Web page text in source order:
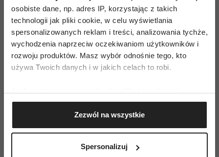
osobiste dane, np. adres IP, korzystając z takich
technologii jak pliki cookie, w celu wyświetlania
spersonalizowanych reklam i treści, analizowania tychże,
wychodzenia naprzeciw oczekiwaniom użytkowników i
rozwoju produktów. Masz wybór odnośnie tego, kto
używa Twoich danych i w jakich celach to robi.
Gromadzić dane dotyczące Twojej lokalizacji
geograficznej z dokładnością nawet do kilku metrów
Identyfikować Twoje urządzenie, aktywnie
(fingerprinting, czyli wirtualny odcisk palca)
Zezwól na wszystkie
Spersonalizuj